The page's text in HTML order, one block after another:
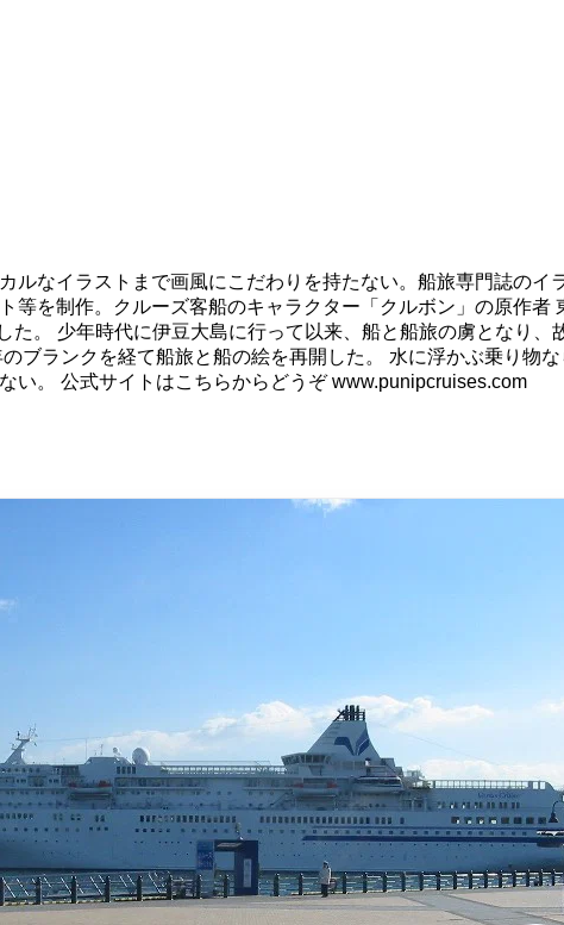
なイラストまで画風にこだわりを持たない。船旅専門誌のイ
を制作。クルーズ客船のキャラクター「クルボン」の原作者
。 少年時代に伊豆大島に行って以来、船と船旅の虜となり
ブランクを経て船旅と船の絵を再開した。 水に浮かぶ乗り物
い。 公式サイトはこちらからどうぞ www.punipcruises.com